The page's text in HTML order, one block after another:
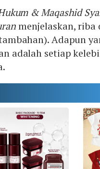
& Maqashid
menjelaskan, riba
Adapun
adalah setiap